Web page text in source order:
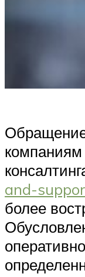
компаниям
and-
более